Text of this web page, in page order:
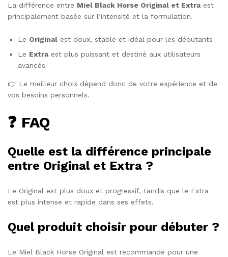
La différence entre Miel Black Horse Original et Extraest
principalement basée sur l’intensité et la formulation.
Le Original est doux, stable et idéal pour les débutants
Le Extraest plus puissant et destiné aux utilisateurs
avancés
👉 Le meilleur choix dépend donc de votre expérience et de
vos besoins personnels.
❓ FAQ
Quelle est la différence principale
entre Original et Extra ?
Le Original est plus doux et progressif, tandis que le Extra
est plus intense et rapide dans ses effets.
Quel produit choisir pour débuter ?
Le Miel Black Horse Original est recommandé pour une